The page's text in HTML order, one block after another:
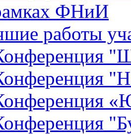
ФНиИ
работы